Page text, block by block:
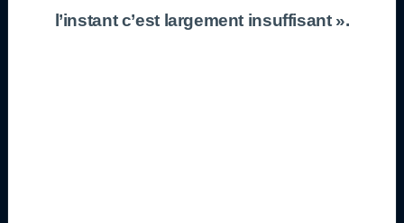
l’instant c’est largement insuffisant ».